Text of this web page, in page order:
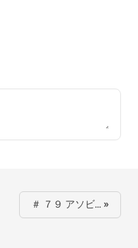
＃ ７９ アソビ… »